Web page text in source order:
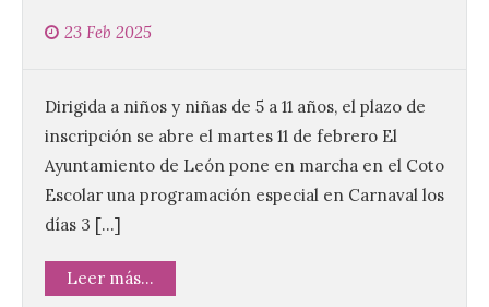
23 Feb 2025
Dirigida a niños y niñas de 5 a 11 años, el plazo de
inscripción se abre el martes 11 de febrero El
Ayuntamiento de León pone en marcha en el Coto
Escolar una programación especial en Carnaval los
días 3 […]
Leer más...